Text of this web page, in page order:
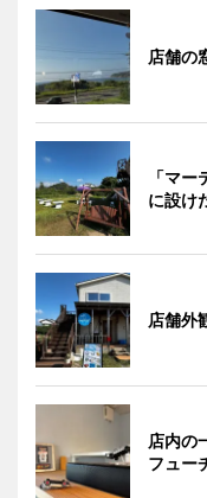
店舗の
「マ
に設け
店舗外
店内の
フュー